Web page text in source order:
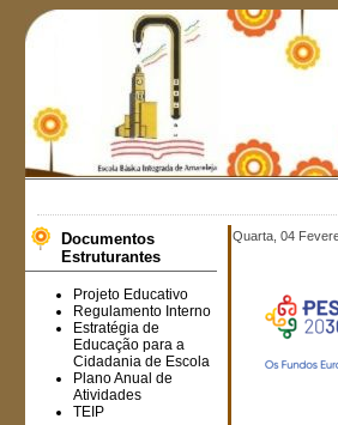
Documentos
Estruturantes
Projeto Educativo
Regulamento Interno
Estratégia de
Educação para a
Cidadania de Escola
Plano Anual de
Atividades
TEIP
Quarta, 04